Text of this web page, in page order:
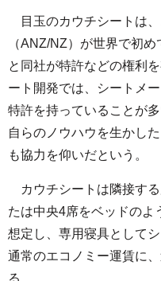
目玉のカウチシートは
（ANZ/NZ）が世界で初
と同社が特許などの権利
ート開発では、シートメ
特許を持っていることが
自らのノウハウを生かし
も協力を仰いだという。
カウチシートは隣接する
たは中央4席をベッドのよ
想定し、専用寝具として
通常のエコノミー運賃に
る。